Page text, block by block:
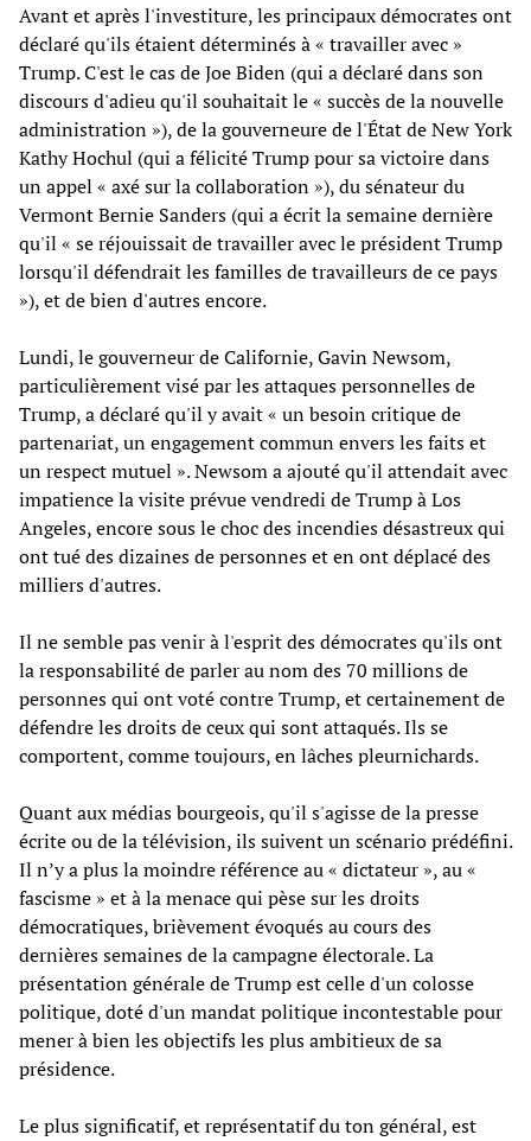
Avant et après l'investiture, les principaux démocrates ont
déclaré qu'ils étaient déterminés à « travailler avec »
Trump. C'est le cas de Joe Biden (qui a déclaré dans son
discours d'adieu qu'il souhaitait le « succès de la nouvelle
administration »), de la gouverneure de l'État de New York
Kathy Hochul (qui a félicité Trump pour sa victoire dans
un appel « axé sur la collaboration »), du sénateur du
Vermont Bernie Sanders (qui a écrit la semaine dernière
qu'il « se réjouissait de travailler avec le président Trump
lorsqu'il défendrait les familles de travailleurs de ce pays
»), et de bien d'autres encore.
Lundi, le gouverneur de Californie, Gavin Newsom,
particulièrement visé par les attaques personnelles de
Trump, a déclaré qu'il y avait « un besoin critique de
partenariat, un engagement commun envers les faits et
un respect mutuel ». Newsom a ajouté qu'il attendait avec
impatience la visite prévue vendredi de Trump à Los
Angeles, encore sous le choc des incendies désastreux qui
ont tué des dizaines de personnes et en ont déplacé des
milliers d'autres.
Il ne semble pas venir à l'esprit des démocrates qu'ils ont
la responsabilité de parler au nom des 70 millions de
personnes qui ont voté contre Trump, et certainement de
défendre les droits de ceux qui sont attaqués. Ils se
comportent, comme toujours, en lâches pleurnichards.
Quant aux médias bourgeois, qu'il s'agisse de la presse
écrite ou de la télévision, ils suivent un scénario prédéfini.
Il n’y a plus la moindre référence au « dictateur », au «
fascisme » et à la menace qui pèse sur les droits
démocratiques, brièvement évoqués au cours des
dernières semaines de la campagne électorale. La
présentation générale de Trump est celle d'un colosse
politique, doté d'un mandat politique incontestable pour
mener à bien les objectifs les plus ambitieux de sa
présidence.
Le plus significatif, et représentatif du ton général, est